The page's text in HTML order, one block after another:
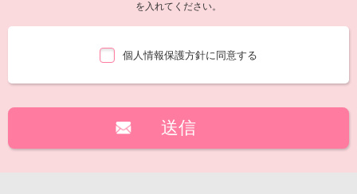
を入れてください。
個人情報保護方針に同意する